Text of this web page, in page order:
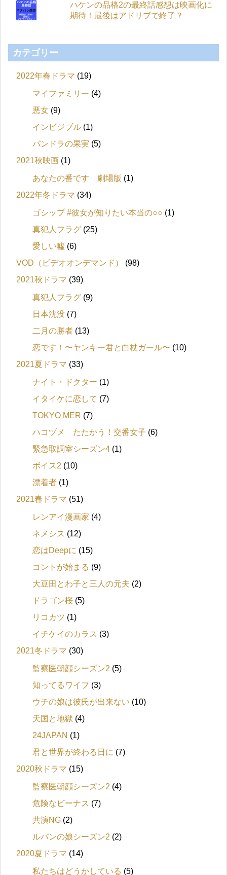
ハケンの品格2の最終話感想は映画化に
期待！最後はアドリブで終了？
カテゴリー
2022年春ドラマ (19)
マイファミリー (4)
悪女 (9)
インビジブル (1)
パンドラの果実 (5)
2021秋映画 (1)
あなたの番です 劇場版 (1)
2022年冬ドラマ (34)
ゴシップ #彼女が知りたい本当の○○ (1)
真犯人フラグ (25)
愛しい噓 (6)
VOD（ビデオオンデマンド）
(98)
2021秋ドラマ (39)
真犯人フラグ (9)
日本沈没 (7)
二月の勝者 (13)
恋です！〜ヤンキー君と白杖ガール〜 (10)
2021夏ドラマ (33)
ナイト・ドクター (1)
イタイケに恋して (7)
TOKYO MER (7)
ハコヅメ たたかう！交番女子 (6)
緊急取調室シーズン4 (1)
ボイス2 (10)
漂着者 (1)
2021春ドラマ (51)
レンアイ漫画家 (4)
ネメシス (12)
恋はDeepに (15)
コントが始まる (9)
大豆田とわ子と三人の元夫 (2)
ドラゴン桜 (5)
リコカツ (1)
イチケイのカラス (3)
2021冬ドラマ (30)
監察医朝顔シーズン2 (5)
知ってるワイフ (3)
ウチの娘は彼氏が出来ない (10)
天国と地獄 (4)
24JAPAN (1)
君と世界が終わる日に (7)
2020秋ドラマ (15)
監察医朝顔シーズン2 (4)
危険なビーナス (7)
共演NG (2)
ルパンの娘シーズン2 (2)
2020夏ドラマ (14)
私たちはどうかしている (5)